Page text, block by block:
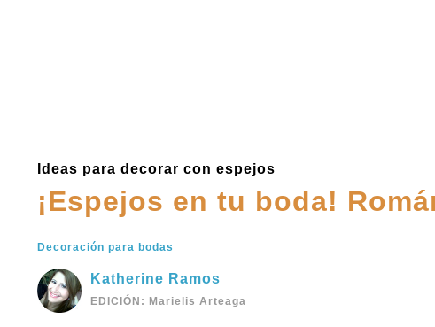
Ideas para decorar con espejos
¡Espejos en tu boda!
Decoración para bodas
Katherine Ramos
EDICIÓN: Marielis Arteaga